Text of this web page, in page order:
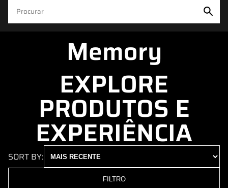
Memory
EXPLORE
PRODUTOS E
EXPERIÊNCIA
SORT BY:
FILTRO